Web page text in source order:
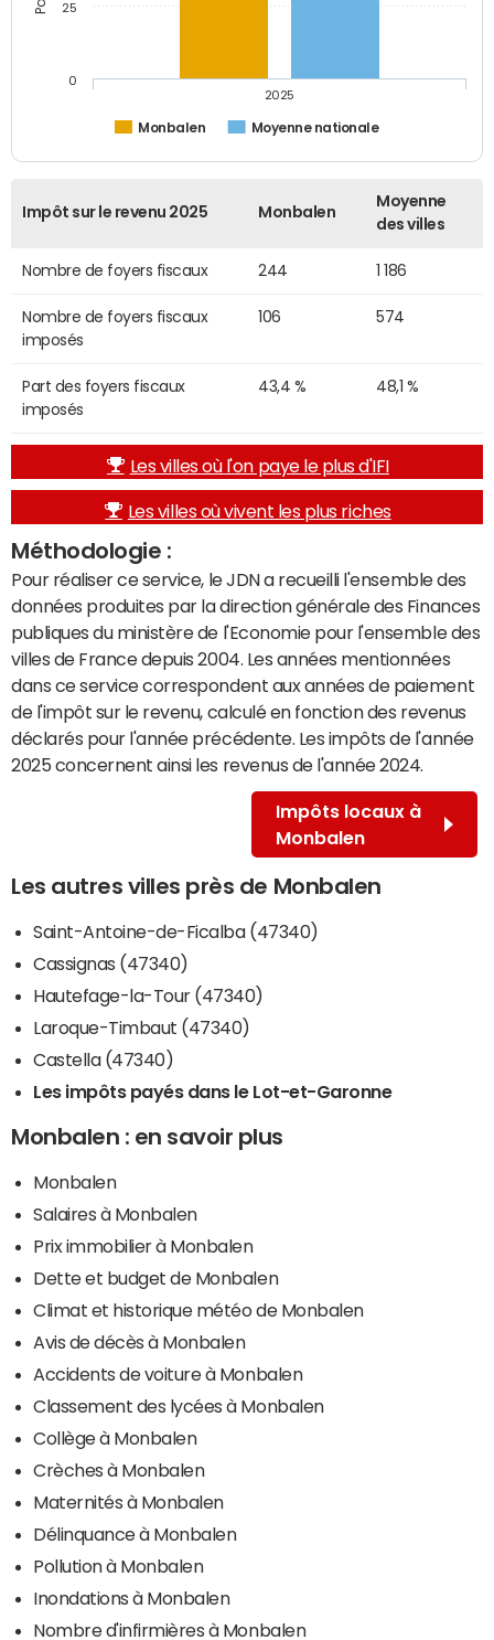
Monbalen Moyenne nationale
2025
0
25
Impôt sur le revenu 2025 Monbalen
Moyenne
des villes
Nombre de foyers fiscaux 244 1 186
Nombre de foyers fiscaux
imposés
106 574
Part des foyers fiscaux
imposés
43,4 % 48,1 %
Les villes où l'on paye le plus d'IFI
Les villes où vivent les plus riches
Méthodologie :
Pour réaliser ce service, le JDN a recueilli l'ensemble des
données produites par la direction générale des Finances
publiques du ministère de l'Economie pour l'ensemble des
villes de France depuis 2004. Les années mentionnées
dans ce service correspondent aux années de paiement
de l'impôt sur le revenu, calculé en fonction des revenus
déclarés pour l'année précédente. Les impôts de l'année
2025 concernent ainsi les revenus de l'année 2024.
Impôts locaux à
Monbalen
Les autres villes près de Monbalen
Saint-Antoine-de-Ficalba (47340)
Cassignas (47340)
Hautefage-la-Tour (47340)
Laroque-Timbaut (47340)
Castella (47340)
Les impôts payés dans le Lot-et-Garonne
Monbalen : en savoir plus
Monbalen
Salaires à Monbalen
Prix immobilier à Monbalen
Dette et budget de Monbalen
Climat et historique météo de Monbalen
Avis de décès à Monbalen
Accidents de voiture à Monbalen
Classement des lycées à Monbalen
Collège à Monbalen
Crèches à Monbalen
Maternités à Monbalen
Délinquance à Monbalen
Pollution à Monbalen
Inondations à Monbalen
Nombre d'infirmières à Monbalen